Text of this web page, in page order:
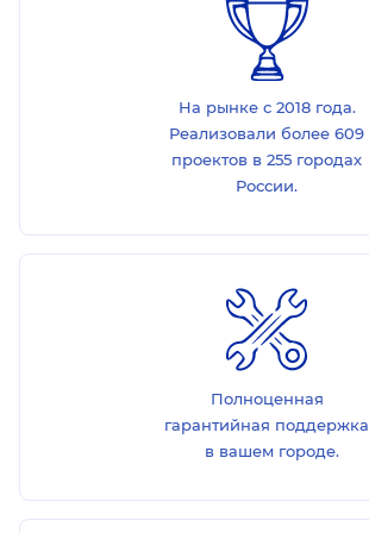
На рынке с 2018 года.
Реализовали более 609
проектов в 255 городах
России.
Полноценная
гарантийная поддержка
в вашем городе.